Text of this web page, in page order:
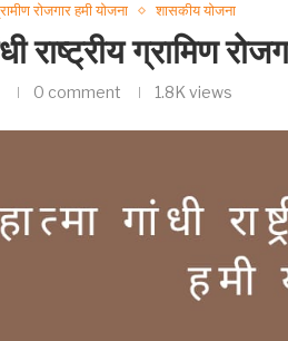
रोजगार हमी योजना शासकीय योजना
राष्ट्रीय ग्रामिण
0 comment 1.8K views